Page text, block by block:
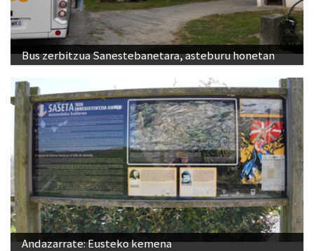
Bus zerbitzua Sanestebanetara, asteburu honetan
Andazarrate: Eusteko kemena